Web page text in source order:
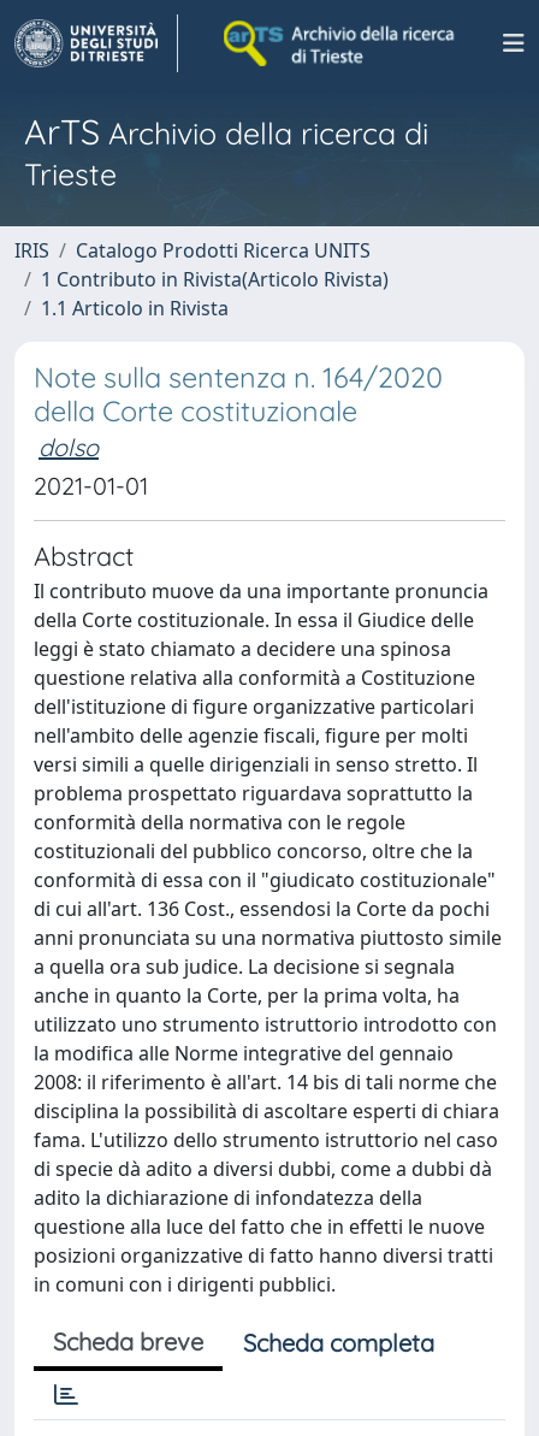
ArTS Archivio della ricerca di
Trieste
IRIS
Catalogo Prodotti Ricerca UNITS
1 Contributo in Rivista(Articolo Rivista)
1.1 Articolo in Rivista
Note sulla sentenza n. 164/2020
della Corte costituzionale
dolso
2021-01-01
Abstract
Il contributo muove da una importante pronuncia
della Corte costituzionale. In essa il Giudice delle
leggi è stato chiamato a decidere una spinosa
questione relativa alla conformità a Costituzione
dell'istituzione di figure organizzative particolari
nell'ambito delle agenzie fiscali, figure per molti
versi simili a quelle dirigenziali in senso stretto. Il
problema prospettato riguardava soprattutto la
conformità della normativa con le regole
costituzionali del pubblico concorso, oltre che la
conformità di essa con il "giudicato costituzionale"
di cui all'art. 136 Cost., essendosi la Corte da pochi
anni pronunciata su una normativa piuttosto simile
a quella ora sub judice. La decisione si segnala
anche in quanto la Corte, per la prima volta, ha
utilizzato uno strumento istruttorio introdotto con
la modifica alle Norme integrative del gennaio
2008: il riferimento è all'art. 14 bis di tali norme che
disciplina la possibilità di ascoltare esperti di chiara
fama. L'utilizzo dello strumento istruttorio nel caso
di specie dà adito a diversi dubbi, come a dubbi dà
adito la dichiarazione di infondatezza della
questione alla luce del fatto che in effetti le nuove
posizioni organizzative di fatto hanno diversi tratti
in comuni con i dirigenti pubblici.
Scheda breve Scheda completa